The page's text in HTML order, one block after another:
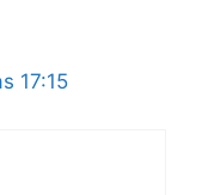
17:15